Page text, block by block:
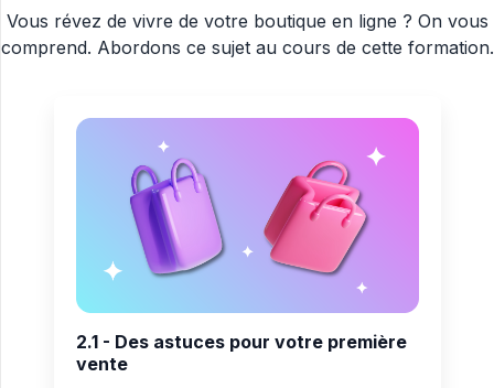
Vous révez de vivre de votre boutique en ligne ? On vous
comprend. Abordons ce sujet au cours de cette formation.
2.1 - Des astuces pour votre première
vente